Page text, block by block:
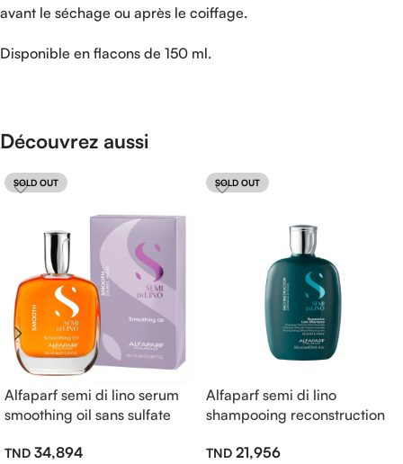
avant le séchage ou après le coiffage.
Disponible en flacons de 150 ml.
Découvrez aussi
SOLD OUT
Alfaparf semi di lino serum
smoothing oil sans sulfate
34,894
SOLD OUT
Alfaparf semi di lino
shampooing reconstruction
21,956